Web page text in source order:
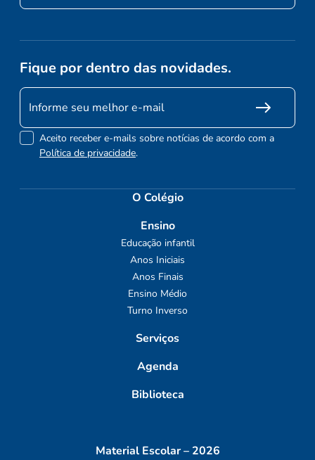
O Colégio
Ensino
Educação infantil
Anos Iniciais
Anos Finais
Ensino Médio
Turno Inverso
Serviços
Agenda
Biblioteca
Material Escolar – 2026
Fique por dentro das novidades.
Aceito receber e-mails sobre notícias de acordo com a
Política de privacidade.